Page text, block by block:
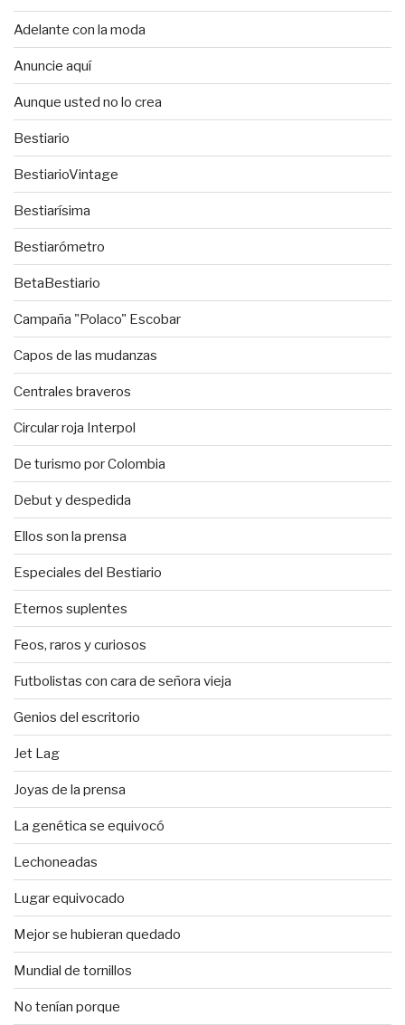
Adelante con la moda
Anuncie aquí
Aunque usted no lo crea
Bestiario
BestiarioVintage
Bestiarísima
Bestiarómetro
BetaBestiario
Campaña "Polaco" Escobar
Capos de las mudanzas
Centrales braveros
Circular roja Interpol
De turismo por Colombia
Debut y despedida
Ellos son la prensa
Especiales del Bestiario
Eternos suplentes
Feos, raros y curiosos
Futbolistas con cara de señora vieja
Genios del escritorio
Jet Lag
Joyas de la prensa
La genética se equivocó
Lechoneadas
Lugar equivocado
Mejor se hubieran quedado
Mundial de tornillos
No tenían porque